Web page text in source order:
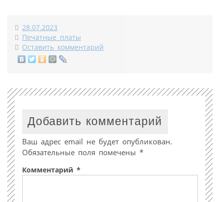
28.07.2023
Печатные платы
Оставить комментарий
Добавить комментарий
Ваш адрес email не будет опубликован.
Обязательные поля помечены *
Комментарий *